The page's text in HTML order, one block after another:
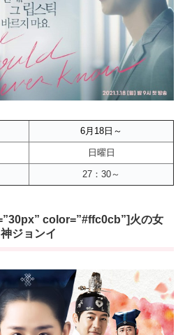
6月18 日～
日曜日
27：30～
color=”#ffc0cb”]火の女
神ジョンイ